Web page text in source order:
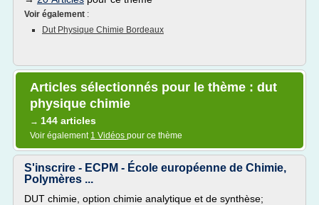
Voir également :
Dut Physique Chimie Bordeaux
Articles sélectionnés pour le thème : dut
physique chimie
→ 144 articles
Voir également 1 Vidéos pour ce thème
S'inscrire - ECPM - École européenne de Chimie,
Polymères ...
DUT chimie, option chimie analytique et de synthèse;